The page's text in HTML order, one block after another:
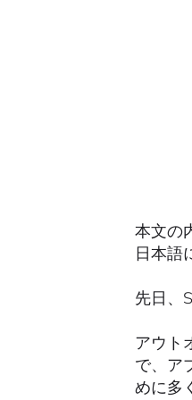
本文の
日本語
先日、
アウト
で、ア
めに多